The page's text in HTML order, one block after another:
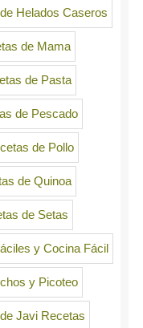
Helados Caseros
de Mama
de Pasta
de Pescado
de Pollo
de Quinoa
de Setas
y Cocina Fácil
y Picoteo
Javi Recetas